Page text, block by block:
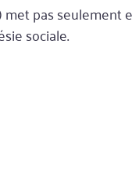
pas
sociale.